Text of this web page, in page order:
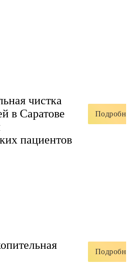
чистка
в Саратове
пациентов